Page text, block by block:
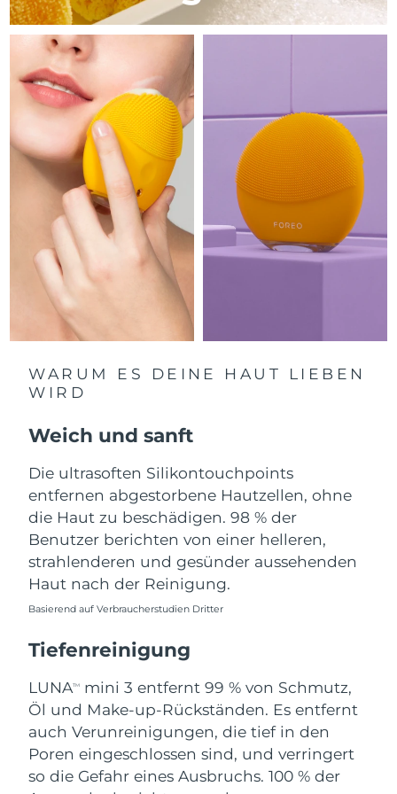
WARUM ES DEINE HAUT LIEBEN
WIRD
Weich und sanft
Die ultrasoften Silikontouchpoints
entfernen abgestorbene Hautzellen, ohne
die Haut zu beschädigen. 98 % der
Benutzer berichten von einer helleren,
strahlenderen und gesünder aussehenden
Haut nach der Reinigung.
Basierend auf Verbraucherstudien Dritter
Tiefenreinigung
LUNATM
mini 3 entfernt 99 % von Schmutz,
Öl und Make-up-Rückständen. Es entfernt
auch Verunreinigungen, die tief in den
Poren eingeschlossen sind, und verringert
so die Gefahr eines Ausbruchs. 100 % der
Litauen Erwartete Lieferung
Luxemburg
Sonderverwaltungsregion
Macau
Malaysia Erwartete Lieferung14/8/26
Malta Erwartete Lieferung 11/8/26
Mexiko Erwartete Lieferung15/8/26
Monaco
Niederlande
Neuseeland
Oman
Philippinen Erwartete Lieferung14/8/26
Polen Erwartete Lieferung
Portugal
Puerto Rico Erwartete Lieferung
Katar
Réunion Erwartete Lieferung 16/8/26
Rumänien Erwartete Lieferung
Russland Erwartete Lieferung19/8/26